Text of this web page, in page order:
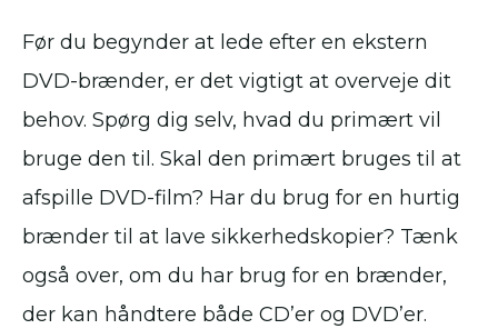
Før du begynder at lede efter en ekstern
DVD-brænder, er det vigtigt at overveje dit
behov. Spørg dig selv, hvad du primært vil
bruge den til. Skal den primært bruges til at
afspille DVD-film? Har du brug for en hurtig
brænder til at lave sikkerhedskopier? Tænk
også over, om du har brug for en brænder,
der kan håndtere både CD’er og DVD’er.